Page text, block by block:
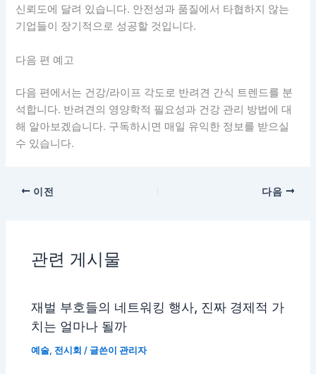
신뢰도에 달려 있습니다. 안전성과 품질에서 타협하지 않는
기업들이 장기적으로 성공할 것입니다.
다음 편 예고
다음 편에서는 건강/라이프 각도로 반려견 간식 트렌드를 분
석합니다. 반려견의 영양학적 필요성과 건강 관리 방법에 대
해 알아보겠습니다. 구독하시면 매일 유익한 정보를 받으실
수 있습니다.
이전 다음
관련 게시물
재벌 부호들의 네트워킹 행사, 진짜 경제적 가
치는 얼마나 될까
예술, 전시회 / 글쓴이관리자